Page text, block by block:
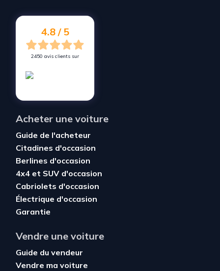
4.8 / 5
2450 avis clients sur
Acheter une voiture
Guide de l'acheteur
Citadines d'occasion
Berlines d'occasion
4x4 et SUV d'occasion
Cabriolets d'occasion
Électrique d'occasion
Garantie
Vendre une voiture
Guide du vendeur
Vendre ma voiture